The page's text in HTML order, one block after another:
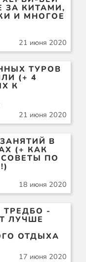
ЗА КИТАМИ,
И МНОГОЕ
21 июня 2020
ТУРОВ
(+ 4
К
21 июня 2020
В
(+ КАК
ПО
18 июня 2020
-
ЛУЧШЕ
ОТДЫХА
17 июня 2020